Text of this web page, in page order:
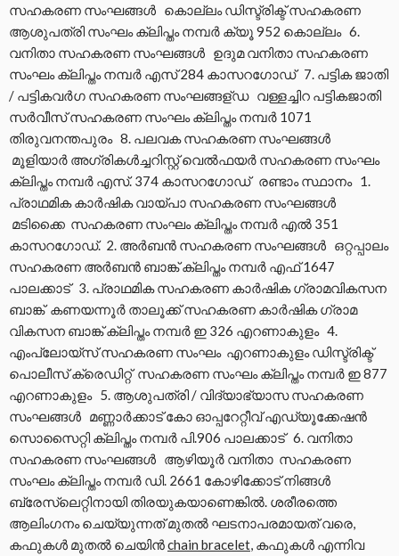
സഹകരണ സംഘങ്ങള്‍ കൊല്ലം ഡിസ്ട്രിക്ട് സഹകരണ
ആശുപത്രി സംഘം ക്ലിപ്തം നമ്പര്‍ ക്യൂ 952 കൊല്ലം 6.
വനിതാ സഹകരണ സംഘങ്ങള്‍ ഉദുമ വനിതാ സഹകരണ
സംഘം ക്ലിപ്തം നമ്പര്‍ എസ് 284 കാസറഗോഡ് 7. പട്ടിക ജാതി
/ പട്ടികവര്‍ഗ സഹകരണ സംഘങ്ങള്ഡ വള്ളച്ചിറ പട്ടികജാതി
സര്‍വീസ് സഹകരണ സംഘം ക്ലിപ്തം നമ്പര്‍ 1071
തിരുവനന്തപുരം 8. പലവക സഹകരണ സംഘങ്ങള്‍
മൂളിയാര്‍ അഗ്രികള്‍ച്ചറിസ്റ്റ് വെല്‍ഫയര്‍ സഹകരണ സംഘം
ക്ലിപ്തം നമ്പര്‍ എസ്. 374 കാസറഗോഡ് രണ്ടാം സ്ഥാനം 1.
പ്രാഥമിക കാര്‍ഷിക വായ്പാ സഹകരണ സംഘങ്ങള്‍
മടിക്കൈ സഹകരണ സംഘം ക്ലിപ്തം നമ്പര്‍ എല്‍ 351
കാസറഗോഡ്. 2. അര്‍ബന്‍ സഹകരണ സംഘങ്ങള്‍ ഒറ്റപ്പാലം
സഹകരണ അര്‍ബന്‍ ബാങ്ക് ക്ലിപ്തം നമ്പര്‍ എഫ് 1647
പാലക്കാട് 3. പ്രാഥമിക സഹകരണ കാര്‍ഷിക ഗ്രാമവികസന
ബാങ്ക് കണയന്നൂര്‍ താലൂക്ക് സഹകരണ കാര്‍ഷിക ഗ്രാമ
വികസന ബാങ്ക് ക്ലിപ്തം നമ്പര്‍ ഇ 326 എറണാകുളം 4.
എംപ്ലോയ്‌സ് സഹകരണ സംഘം എറണാകുളം ഡിസ്ട്രിക്ട്
പൊലീസ് ക്രെഡിറ്റ് സഹകരണ സംഘം ക്ലിപ്തം നമ്പര്‍ ഇ 877
എറണാകുളം 5. ആശുപത്രി / വിദ്യാഭ്യാസ സഹകരണ
സംഘങ്ങള്‍ മണ്ണാര്‍ക്കാട് കോ ഓപ്പറേറ്റീവ് എഡ്യൂക്കേഷന്‍
സൊസൈറ്റി ക്ലിപ്തം നമ്പര്‍ പി.906 പാലക്കാട് 6. വനിതാ
സഹകരണ സംഘങ്ങള്‍ ആഴിയൂര്‍ വനിതാ സഹകരണ
സംഘം ക്ലിപ്തം നമ്പര്‍ ഡി. 2661 കോഴിക്കോട് നിങ്ങൾ
ബ്രേസ്ലെറ്റിനായി തിരയുകയാണെങ്കിൽ. ശരീരത്തെ
ആലിംഗനം ചെയ്യുന്നത് മുതൽ ഘടനാപരമായത് വരെ,
കഫുകൾ മുതൽ ചെയിൻchain bracelet, കഫുകൾ എന്നിവ